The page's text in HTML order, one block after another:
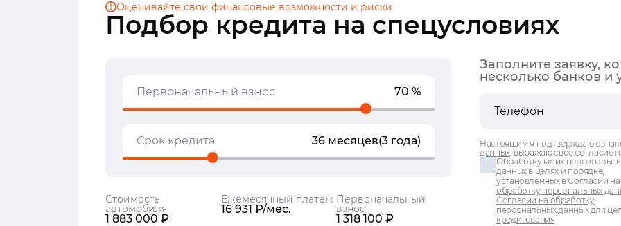
Подбор кредита на спецусловиях
Оценивайте свои финансовые возможности и риски
Первоначальный взнос 70 %
Срок кредита 36 месяцев(3 года)
Стоимость
автомобиля
1 883 000 ₽
Ежемесячный платеж
16 931 ₽/мес.
Первоначальный
взнос
1 318 100 ₽
Заполните заявку,
несколько банков и
Настоящим я подтверждаю
данных, выражаю свое согласие
Обработку моих
данных в целях и порядке,
установленных вСогласии на
обработку персональных
Согласии на обработку
персональных данных для
кредитования